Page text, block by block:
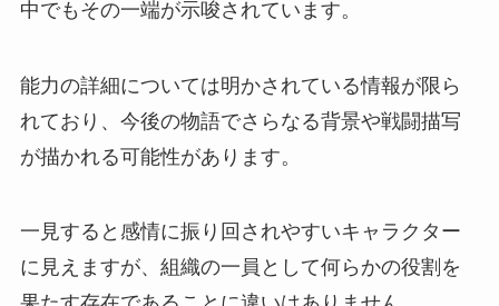
中でもその一端が示唆されています。
能力の詳細については明かされている情報が限ら
れており、今後の物語でさらなる背景や戦闘描写
が描かれる可能性があります。
一見すると感情に振り回されやすいキャラクター
に見えますが、組織の一員として何らかの役割を